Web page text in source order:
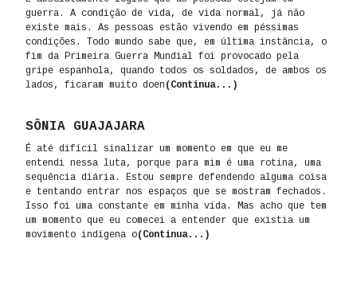
guerra. A condição de vida, de vida normal, já não
existe mais. As pessoas estão vivendo em péssimas
condições. Todo mundo sabe que, em última instância, o
fim da Primeira Guerra Mundial foi provocado pela
gripe espanhola, quando todos os soldados, de ambos os
lados, ficaram muito doen (Continua...)
SÔNIA GUAJAJARA
É até difícil sinalizar um momento em que eu me
entendi nessa luta, porque para mim é uma rotina, uma
sequência diária. Estou sempre defendendo alguma coisa
e tentando entrar nos espaços que se mostram fechados.
Isso foi uma constante em minha vida. Mas acho que tem
um momento que eu comecei a entender que existia um
movimento indígena o(Continua...)